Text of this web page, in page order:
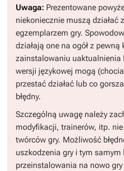
Uwaga: Prezentowane
niekoniecznie muszą działać
egzemplarzem gry.
działają one na ogół z
zainstalowaniu uaktualnienia
wersji językowej mogą
przestać działać lub co
błędny.
Szczególną uwagę należy
modyfikacji, trainerów, itp.
twórców gry. Możliwość
uszkodzenia gry i tym samym
przeinstalowania na nowo